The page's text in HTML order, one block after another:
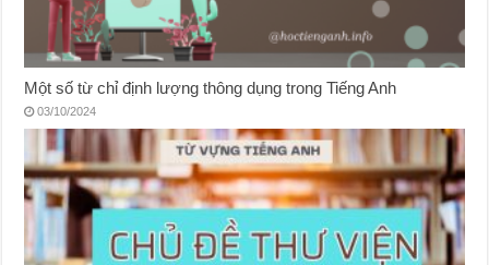
Một số từ chỉ định lượng thông dụng trong Tiếng Anh
03/10/2024